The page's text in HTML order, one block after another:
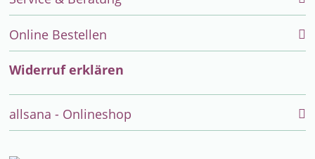
Online Bestellen
Widerruf erklären
allsana - Onlineshop